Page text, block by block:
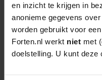
en inzicht te krijgen in
anonieme gegevens
worden gebruikt voor
Forten.nl werkt niet met
doelstelling. U kunt deze